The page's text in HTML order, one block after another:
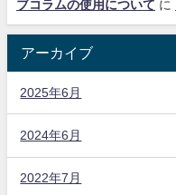
ブコラムの使用について に
アーカイブ
2025年6月
2024年6月
2022年7月